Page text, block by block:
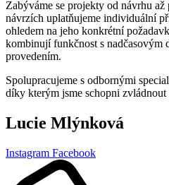
Zabýváme se projekty od návrhu
návrzích uplatňujeme individuální
ohledem na jeho konkrétní
kombinují funkčnost s nadčasovým
provedením.
Spolupracujeme s odbornými
díky kterým jsme schopni zvládnout
Lucie Mlýnková
Instagram Facebook